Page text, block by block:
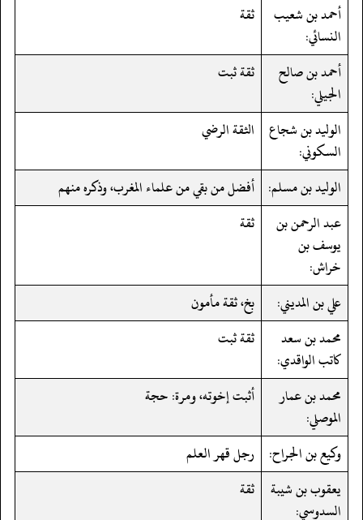
أحمد بن شعيب
النسائي:
ثقة
أحمد بن صالح
الجيلي:
ثقة ثبت
الوليد بن شجاع
السكوني:
الثقة الرضي
الوليد بن مسلم: أفضل من بقي من علماء المغرب، وذكره منهم
عبد الرحمن بن
يوسف بن
خراش:
ثقة
علي بن المديني:
بخ، ثقة مأمون
محمد بن سعد
كاتب الواقدي:
ثقة ثبت
محمد بن عمار
الموصلي:
أثبت إخوته، ومرة: حجة
وكيع بن الجراح: رجل قهر العلم
يعقوب بن شيبة
السدوسي:
ثقة